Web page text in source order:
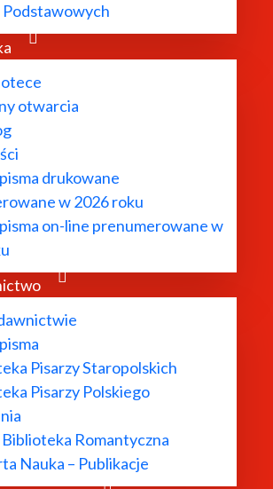
Podstawowych
otwarcia
drukowane
w 2026 roku
on-line prenumerowane w
Pisarzy Staropolskich
Pisarzy Polskiego
Romantyczna
Nauka – Publikacje
681 s. Wyd. 2 zmienione i
Marii Dąbrowskiej i Anny Kowalskiej
Literacki" (Londyn) maj 2018,
edycji krytycznej "Nocy i